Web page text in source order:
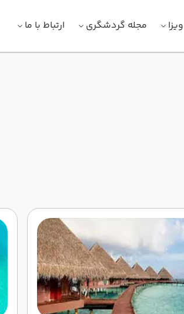
ویزا مجله گردشگری ارتباط با ما